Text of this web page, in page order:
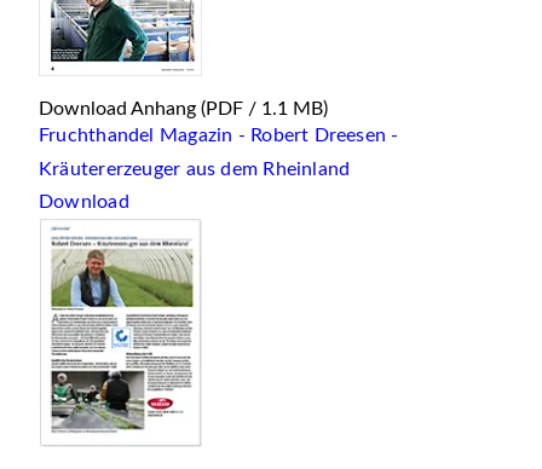
Download Anhang (PDF / 1.1 MB)
Fruchthandel Magazin - Robert Dreesen -
Kräutererzeuger aus dem Rheinland
Download